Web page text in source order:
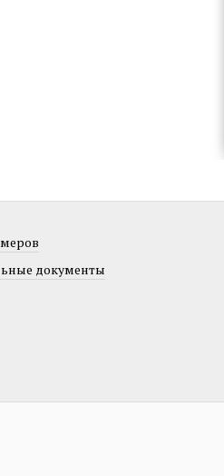
документы